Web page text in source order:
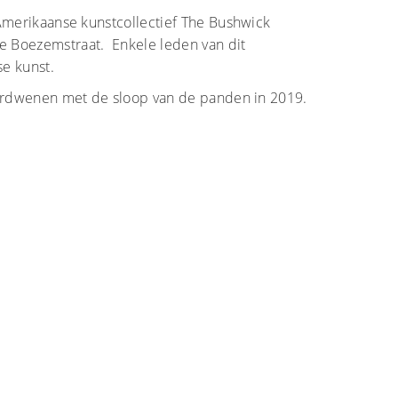
kunstcollectief The Bushwick
Boezemstraat. Enkele leden van dit
kunst.
met de sloop van de panden in 2019.